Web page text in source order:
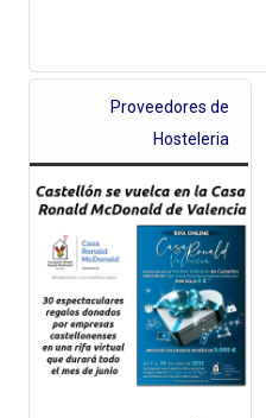
Proveedores de
Hosteleria